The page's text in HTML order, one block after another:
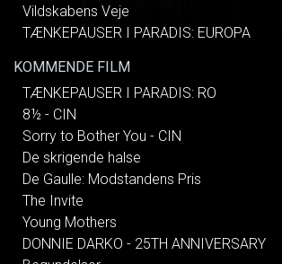
Vildskabens Veje
TÆNKEPAUSER I PARADIS: EUROPA
KOMMENDE FILM
TÆNKEPAUSER I PARADIS: RO
8½ - CIN
Sorry to Bother You - CIN
De skrigende halse
De Gaulle: Modstandens Pris
The Invite
Young Mothers
DONNIE DARKO - 25TH ANNIVERSARY